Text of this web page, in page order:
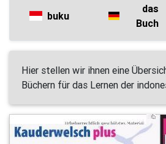
buku
das
Buch
Hier stellen wir ihnen eine
Büchern für das Lernen der